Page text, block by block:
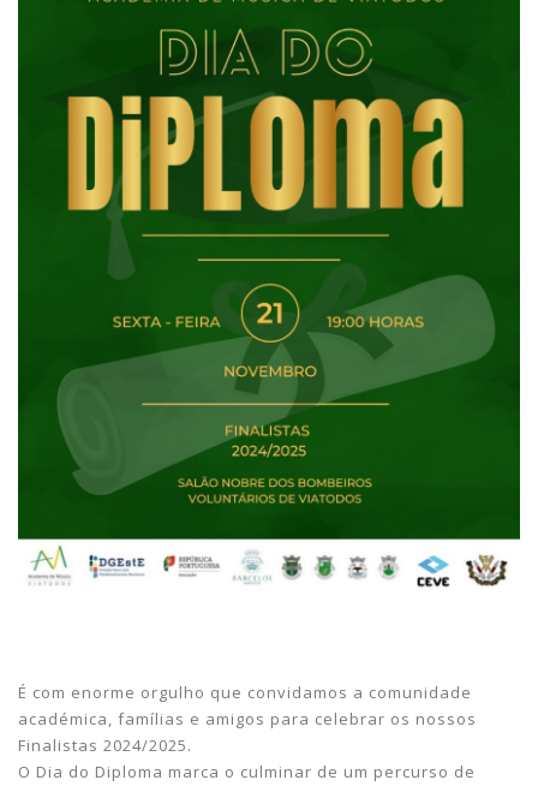
É com enorme orgulho que convidamos a comunidade
académica, famílias e amigos para celebrar os nossos
Finalistas 2024/2025.
O Dia do Diploma marca o culminar de um percurso de